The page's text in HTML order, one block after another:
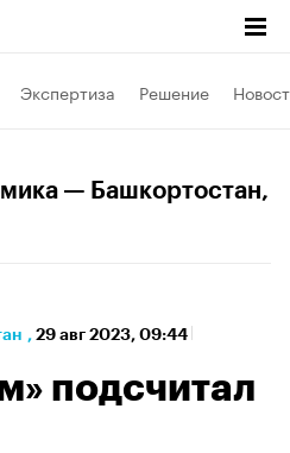
Экспертиза Решение
— Башкортостан,
, 29 авг 2023, 09:44
подсчитал